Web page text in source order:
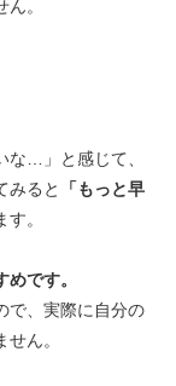
。
な…」と感じて、
みると
「もっと早
。
です。
で、実際に自分の
ん。